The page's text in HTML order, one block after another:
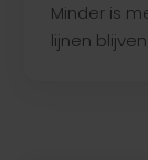
Minder is
lijnen